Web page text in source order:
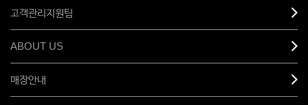
고객관리지원팀
ABOUT US
매장안내